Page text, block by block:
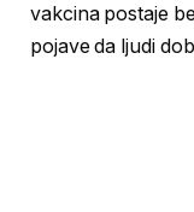
vakcina postaje
pojave da ljudi